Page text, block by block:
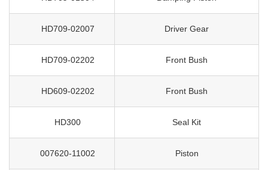
HD709-02007 Driver Gear
HD709-02202 Front Bush
HD609-02202 Front Bush
HD300 Seal Kit
007620-11002 Piston